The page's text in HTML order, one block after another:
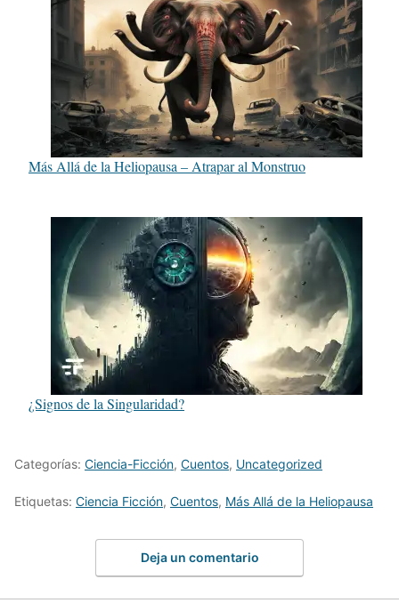
Más Allá de la Heliopausa – Atrapar al Monstruo
¿Signos de la Singularidad?
Categorías: Ciencia-Ficción, Cuentos, Uncategorized
Etiquetas: Ciencia Ficción, Cuentos, Más Allá de la Heliopausa
Deja un comentario